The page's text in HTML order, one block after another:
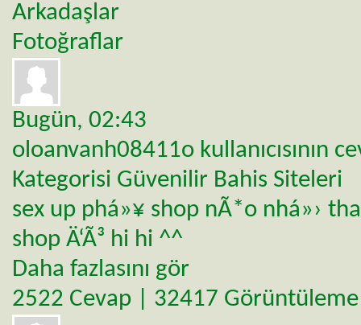
Arkadaşlar
Fotoğraflar
Bugün, 02:43
oloanvanh08411o kullanıcısının
Kategorisi Güvenilir Bahis Siteleri
sex up phá»¥ shop nÃ*o nhá»›
shop Ä‘Ã³ hi hi ^^
Daha fazlasını gör
2522 Cevap | 32417 Görüntüleme